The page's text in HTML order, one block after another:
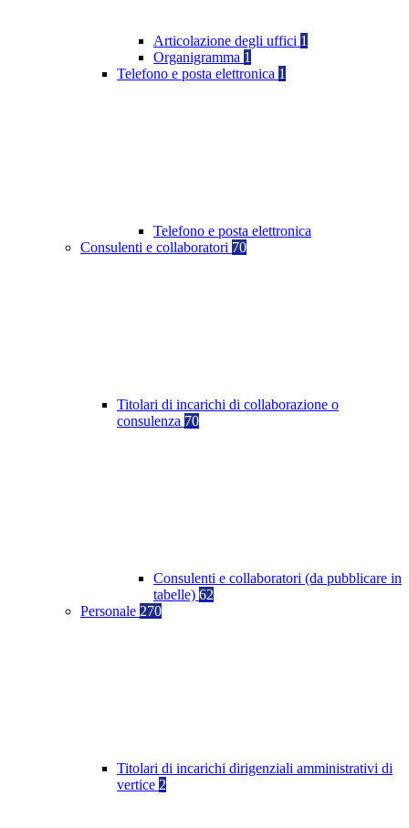
Articolazione degli uffici 1
Organigramma 1
Telefono e posta elettronica 1
Telefono e posta elettronica
Consulenti e collaboratori 70
Titolari di incarichi di collaborazione o
consulenza 70
Consulenti e collaboratori (da pubblicare in
tabelle) 62
Personale 270
Titolari di incarichi dirigenziali amministrativi di
vertice 2